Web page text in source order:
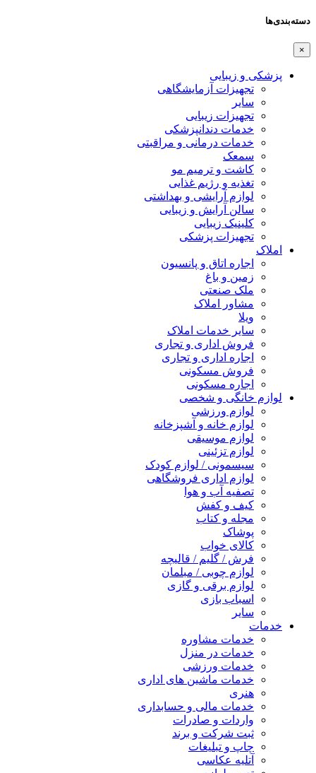
دسته‌بندی‌ها
×
پزشکی و زیبایی
تجهیزات آزمایشگاهی
سایر
تجهیزات زیبایی
خدمات دندانپزشکی
خدمات درمانی و مراقبتی
سمعک
کاشت و ترمیم مو
تغذیه و رژیم غذایی
لوازم آرایشی و بهداشتی
سالن آرایش و زیبایی
کلینیک زیبایی
تجهیزات پزشکی
املاک
اجاره اتاق و پانسیون
زمین و باغ
ملک صنعتی
مشاور املاک
ویلا
سایر خدمات املاک
فروش اداری و تجاری
اجاره اداری و تجاری
فروش مسکونی
اجاره مسکونی
لوازم خانگی و شخصی
لوازم ورزشی
لوازم خانه و آشپزخانه
لوازم موسیقی
لوازم تزئینی
سیسمونی / لوازم کودک
لوازم اداری فروشگاهی
تصفیه آب و هوا
کیف و کفش
مجله و کتاب
پوشاک
کالای خواب
فرش / گلیم / قالیچه
لوازم چوبی / مبلمان
لوازم برقی و گازی
اسباب بازی
سایر
خدمات
خدمات مشاوره
خدمات در منزل
خدمات ورزشی
خدمات ماشین های اداری
هنری
خدمات مالی و حسابداری
واردات و صادرات
ثبت شرکت و برند
چاپ و تبلیغات
آتلیه عکاسی